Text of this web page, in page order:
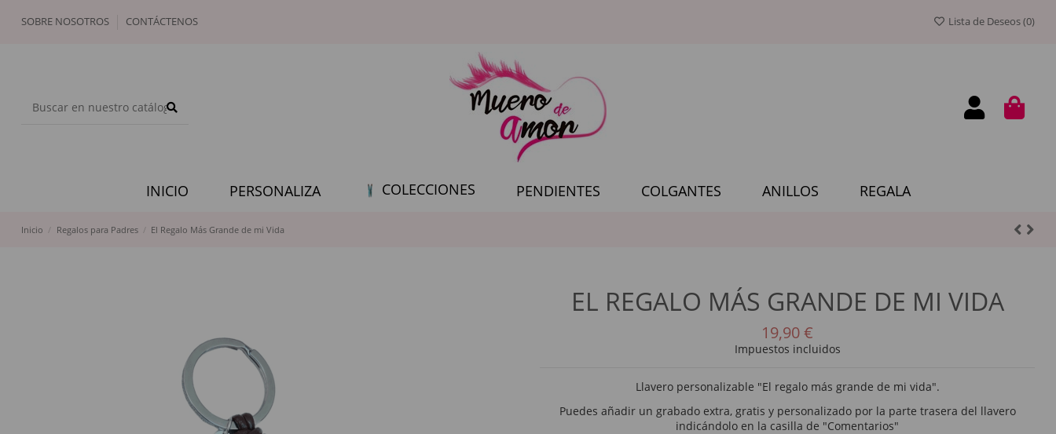
SOBRE NOSOTROS CONTÁCTENOS Lista de Deseos (0)
INICIO PERSONALIZA COLECCIONES PENDIENTES COLGANTES ANILLOS REGALA
Inicio Regalos para Padres El Regalo Más Grande de mi Vida
EL REGALO MÁS GRANDE DE MI VIDA
19,90 €
Impuestos incluidos
Llavero personalizable "El regalo más grande de mi vida".
Puedes añadir un grabado extra, gratis y personalizado por la parte trasera del llavero
indicándolo en la casilla de "Comentarios"